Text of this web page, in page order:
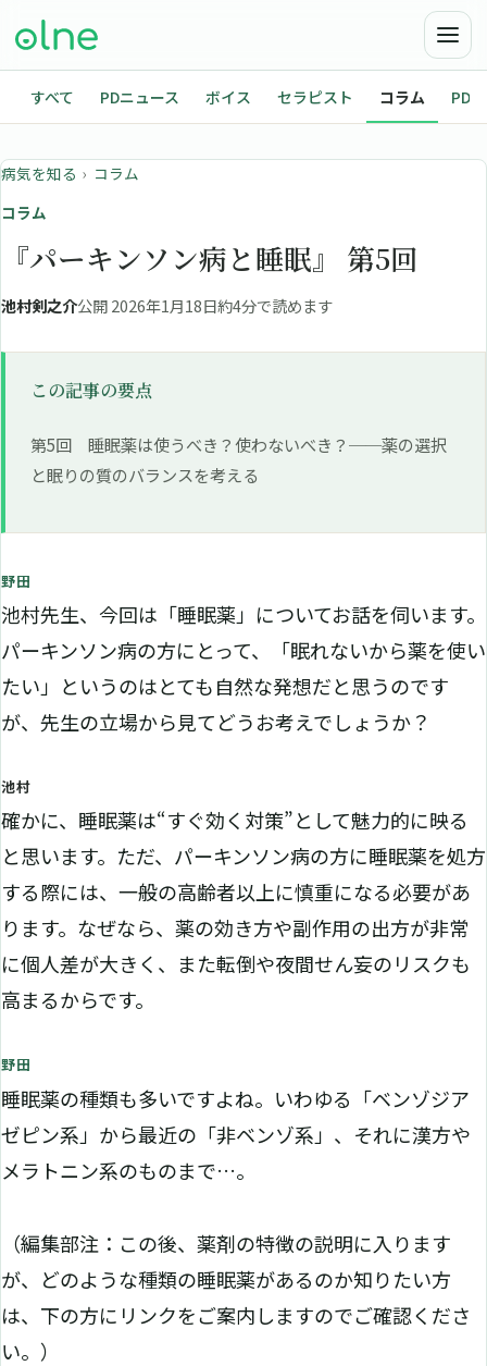
すべて PDニュース ボイス セラピスト コラム PD
病気を知る › コラム
コラム
『パーキンソン病と睡眠』 第5回
池村剣之介公開 2026年1月18日約4分で読めます
この記事の要点
第5回 睡眠薬は使うべき？使わないべき？──薬の選択
と眠りの質のバランスを考える
野田
池村先生、今回は「睡眠薬」についてお話を伺います。
パーキンソン病の方にとって、「眠れないから薬を使い
たい」というのはとても自然な発想だと思うのです
が、先生の立場から見てどうお考えでしょうか？
池村
確かに、睡眠薬は“すぐ効く対策”として魅力的に映る
と思います。ただ、パーキンソン病の方に睡眠薬を処方
する際には、一般の高齢者以上に慎重になる必要があ
ります。なぜなら、薬の効き方や副作用の出方が非常
に個人差が大きく、また転倒や夜間せん妄のリスクも
高まるからです。
野田
睡眠薬の種類も多いですよね。いわゆる「ベンゾジア
ゼピン系」から最近の「非ベンゾ系」、それに漢方や
メラトニン系のものまで…。
（編集部注：この後、薬剤の特徴の説明に入ります
が、どのような種類の睡眠薬があるのか知りたい方
は、下の方にリンクをご案内しますのでご確認くださ
い。）